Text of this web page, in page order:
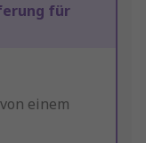
für
einem